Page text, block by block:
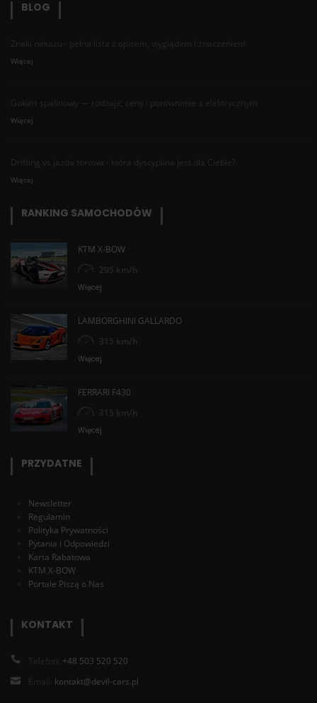
BLOG
Znaki nakazu - pełna lista z opisem, wyglądem i znaczeniem
Więcej
Gokart spalinowy — rodzaje, ceny i porównanie z elektrycznym
Więcej
Drifting vs jazda torowa - która dyscyplina jest dla Ciebie?
Więcej
RANKING SAMOCHODÓW
KTM X-BOW
295 km/h
Więcej
LAMBORGHINI GALLARDO
315 km/h
Więcej
FERRARI F430
315 km/h
Więcej
PRZYDATNE
Newsletter
Regulamin
Polityka Prywatności
Pytania i Odpowiedzi
Karta Rabatowa
KTM X-BOW
Portale Piszą o Nas
KONTAKT
Telefon: +48 503 520 520
Email: kontakt@devil-cars.pl